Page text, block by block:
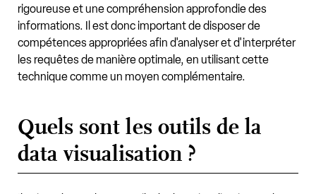
rigoureuse et une compréhension approfondie des
informations. Il est donc important de disposer de
compétences appropriées afin d'analyser et d'interpréter
les requêtes de manière optimale, en utilisant cette
technique comme un moyen complémentaire.
Quels sont les outils de la
data visualisation ?